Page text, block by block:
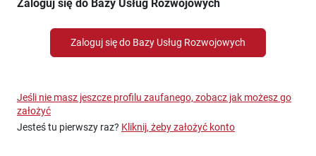
Zaloguj się do Bazy Usług Rozwojowych
Zaloguj się do Bazy Usług Rozwojowych
Jeśli nie masz jeszcze profilu zaufanego, zobacz jak możesz go
założyć
Jesteś tu pierwszy raz? Kliknij, żeby założyć konto